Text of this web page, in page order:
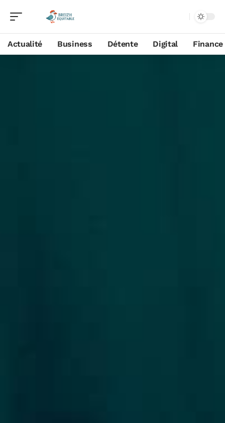
Actualité Business Détente Digital Finance